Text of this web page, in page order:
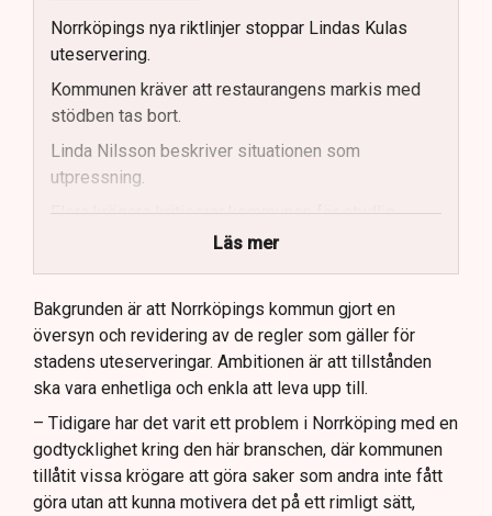
Norrköpings nya riktlinjer stoppar Lindas Kulas
uteservering.
Kommunen kräver att restaurangens markis med
stödben tas bort.
Linda Nilsson beskriver situationen som
utpressning.
Flera krögare kritiserar kommunen för otydlig
Kommunen vill skapa enhetliga regler för
uteserveringar.
Lindas Kula ställer in uteserveringen för
sommaren.
Läs mer
Bakgrunden är att Norrköpings kommun gjort en
översyn och revidering av de regler som gäller för
stadens uteserveringar. Ambitionen är att tillstånden
ska vara enhetliga och enkla att leva upp till.
– Tidigare har det varit ett problem i Norrköping med en
godtycklighet kring den här branschen, där kommunen
tillåtit vissa krögare att göra saker som andra inte fått
göra utan att kunna motivera det på ett rimligt sätt,